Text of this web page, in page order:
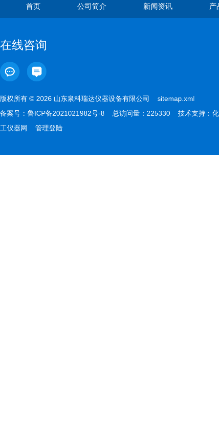
首页 公司简介 新闻资讯 产
在线咨询
版权所有 © 2026 山东泉科瑞达仪器设备有限公司 sitemap.xml
备案号： 鲁ICP备2021021982号-8 总访问量：225330 技术支持： 化
工仪器网
管理登陆